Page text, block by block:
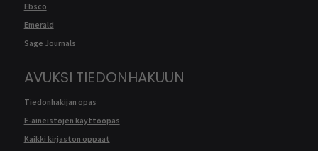
Ebsco
Emerald
Sage Journals
AVUKSI TIEDONHAKUUN
Tiedonhakijan opas
E-aineistojen käyttöopas
Kaikki kirjaston oppaat